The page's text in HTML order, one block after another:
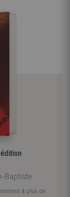
Baptiste
à plus de